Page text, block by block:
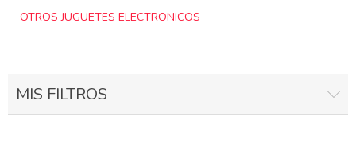
OTROS JUGUETES ELECTRONICOS
MIS FILTROS